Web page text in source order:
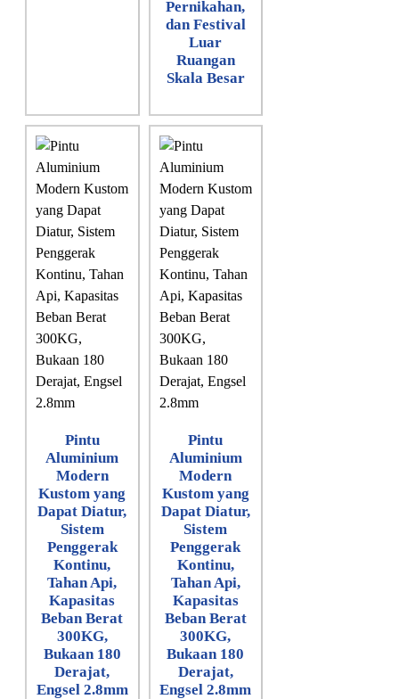
Pernikahan,
dan Festival
Luar
Ruangan
Skala Besar
Pintu
Aluminium
Modern
Kustom yang
Dapat Diatur,
Sistem
Penggerak
Kontinu,
Tahan Api,
Kapasitas
Beban Berat
300KG,
Bukaan 180
Derajat,
Engsel 2.8mm
Pintu
Aluminium
Modern
Kustom yang
Dapat Diatur,
Sistem
Penggerak
Kontinu,
Tahan Api,
Kapasitas
Beban Berat
300KG,
Bukaan 180
Derajat,
Engsel 2.8mm